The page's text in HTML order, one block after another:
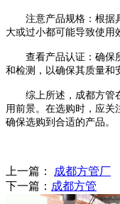
注意产品规格：根据具
大或过小都可能导致使用
查看产品认证：确保所
和检测，以确保其质量和
综上所述，成都方管在
用前景。在选购时，应关
确保选购到合适的产品。
上一篇：
成都方管厂
下一篇： 成都方管